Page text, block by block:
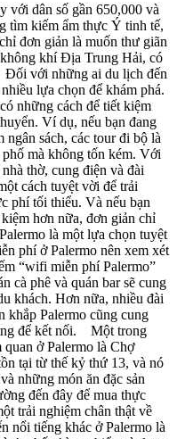
với dân số gần 650,000 và
tìm kiếm ẩm thực Ý tinh tế,
đơn giản là muốn thư giãn
khí Địa Trung Hải, có
với những ai du lịch đến
lựa chọn để khám phá.
những cách để tiết kiệm
Ví dụ, nếu bạn đang
sách, các tour đi bộ là
mà không tốn kém. Với
thờ, cung điện và đài
cách tuyệt vời để trải
phí tối thiểu. Và nếu bạn
hơn nữa, đơn giản chỉ
là một lựa chọn tuyệt
phí ở Palermo nên xem xét
“wifi miễn phí Palermo”
cà phê và quán bar sẽ cung
khách. Hơn nữa, nhiều đài
khắp Palermo cũng cung
để kết nối. Một trong
ở Palermo là Chợ
tại từ thế kỷ thứ 13, và nó
những món ăn đặc sản
đến đây để mua thực
trải nghiệm chân thật về
nổi tiếng khác ở Palermo là